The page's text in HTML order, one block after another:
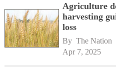
Agriculture
harvesting
loss
By The Nation
Apr 7, 2025